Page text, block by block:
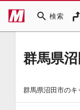
search 検索
群馬県
群馬県沼田市のキ